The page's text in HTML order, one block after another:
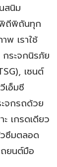
สนิม
พิถีพิถันทุก
พ เราใช้
ระจกนิรภัย
เซนต์
เอ็มซี
จกรถด้วย
เกรดเดียว
ซึมตลอด
ยนต์มือ